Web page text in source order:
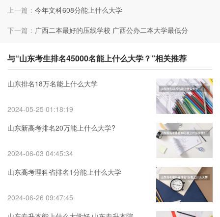
上一篇： 今年文科608分能上什么大学
下一篇： 广西二本最好的压线学校 广西公办二本大学最低分
与“山东考生排名45000名能上什么大学？”相关推荐
山东排名18万名能上什么大学
2024-05-25 01:18:19
山东新高考排名20万能上什么大学?
2024-06-03 04:45:34
山东高考理科省排名1分能上什么大学
2024-06-26 09:47:45